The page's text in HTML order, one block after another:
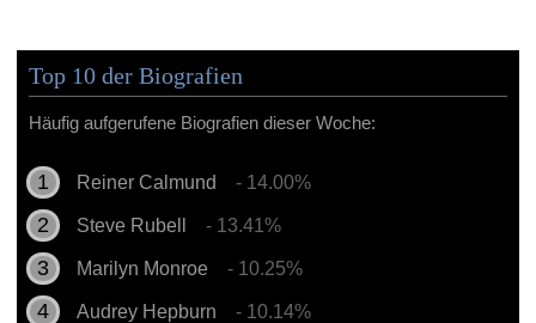
Top 10 der Biografien
Häufig aufgerufene Biografien dieser Woche:
Reiner Calmund - 14.00%
Steve Rubell - 13.41%
Marilyn Monroe - 10.25%
Audrey Hepburn - 10.14%